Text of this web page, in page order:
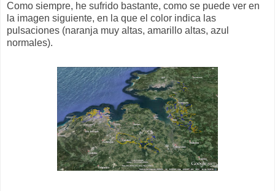
Como siempre, he sufrido bastante, como se puede ver en
la imagen siguiente, en la que el color indica las
pulsaciones (naranja muy altas, amarillo altas, azul
normales).